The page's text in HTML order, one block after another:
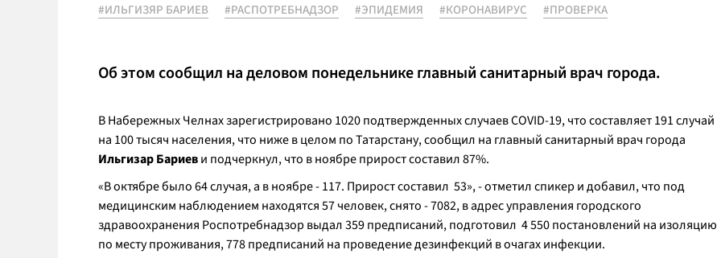
#ИЛЬГИЗЯР БАРИЕВ
#РАСПОТРЕБНАДЗОР #ЭПИДЕМИЯ #КОРОНАВИРУС #ПРОВЕРКА
Об этом сообщил на деловом понедельнике главный санитарный врач города.
В Набережных Челнах зарегистрировано 1020 подтвержденных случаев COVID-19, что составляет 191 случай
на 100 тысяч населения, что ниже в целом по Татарстану, сообщил на главный санитарный врач города
Ильгизар Бариеви подчеркнул, что в ноябре прирост составил 87%.
«В октябре было 64 случая, а в ноябре - 117. Прирост составил 53», - отметил спикер и добавил, что под
медицинским наблюдением находятся 57 человек, снято - 7082, в адрес управления городского
здравоохранения Роспотребнадзор выдал 359 предписаний, подготовил 4 550 постановлений на изоляцию
по месту проживания, 778 предписаний на проведение дезинфекций в очагах инфекции.